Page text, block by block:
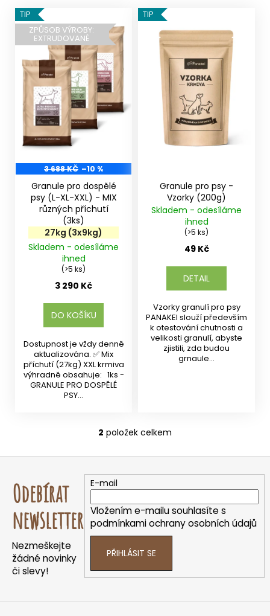
V
ý
p
k
TIP
ZPŮSOB VÝROBY:
EXTRUDOVANÉ
3 688 KČ –10 %
Granule pro dospělé
psy (L-XL-XXL) - MIX
různých příchutí
27kg (3x9kg)
Skladem - odesíláme
ihned
(>5 ks)
3 290 Kč
DO KOŠÍKU
Dostupnost je vždy denně
aktualizována. ✅ Mix
příchutí (27kg) XXL krmiva
výhradně obsahuje: 1ks -
GRANULE PRO DOSPĚLÉ
PSY...
TIP
Granule pro psy -
Vzorky (200g)
Skladem - odesíláme
ihned
(>5 ks)
49 Kč
DETAIL
Vzorky granulí pro psy
PANAKEI slouží především
k otestování chutnosti a
velikosti granulí, abyste
zjistili, zda budou
grnaule...
O
v
á
d
a
c
í
r
v
y
2 položek celkem
Odebírat
newsletter
Nezmeškejte
žádné novinky
či slevy!
E-mail
Vložením e-mailu souhlasíte s
podmínkami ochrany osobních údajů
PŘIHLÁSIT SE